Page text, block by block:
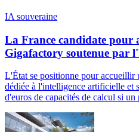
IA souveraine
La France candidate pour
Gigafactory soutenue par
L'État se positionne pour accueillir
dédiée à l'intelligence artificielle et
d'euros de capacités de calcul si un